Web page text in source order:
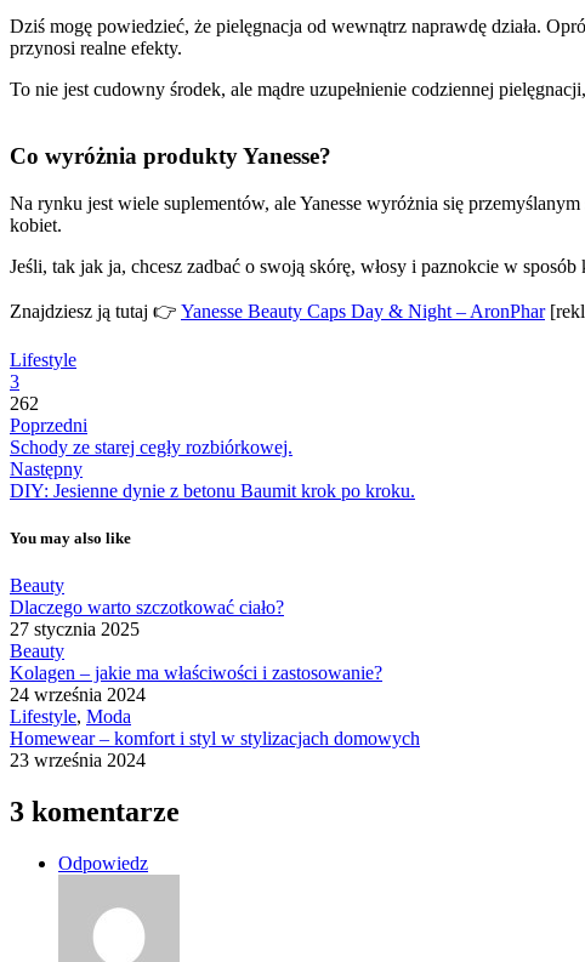
Dziś mogę powiedzieć, że pielęgnacja od wewnątrz naprawdę działa.
przynosi realne efekty.
To nie jest cudowny środek, ale mądre uzupełnienie codziennej
Co wyróżnia produkty Yanesse?
Na rynku jest wiele suplementów, ale Yanesse wyróżnia się
kobiet.
Jeśli, tak jak ja, chcesz zadbać o swoją skórę, włosy i paznokcie w
Znajdziesz ją tutaj 👉 Yanesse Beauty Caps Day & Night – AronPhar
Lifestyle
3
262
Poprzedni
Schody ze starej cegły rozbiórkowej.
Następny
DIY: Jesienne dynie z betonu Baumit krok po kroku.
You may also like
Beauty
Dlaczego warto szczotkować ciało?
27 stycznia 2025
Beauty
Kolagen – jakie ma właściwości i zastosowanie?
24 września 2024
Lifestyle, Moda
Homewear – komfort i styl w stylizacjach domowych
23 września 2024
3 komentarze
Odpowiedz